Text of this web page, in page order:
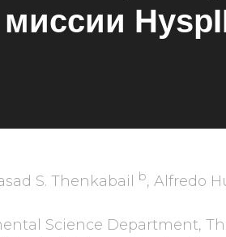
миссии
S. Thenkabail b, Alfredo
Science Department,